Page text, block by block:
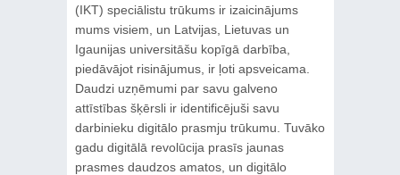
(IKT) speciālistu trūkums ir izaicinājums
mums visiem, un Latvijas, Lietuvas un
Igaunijas universitāšu kopīgā darbība,
piedāvājot risinājumus, ir ļoti apsveicama.
Daudzi uzņēmumi par savu galveno
attīstības šķērsli ir identificējuši savu
darbinieku digitālo prasmju trūkumu. Tuvāko
gadu digitālā revolūcija prasīs jaunas
prasmes daudzos amatos, un digitālo